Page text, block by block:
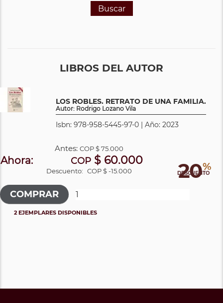
Buscar
LIBROS DEL AUTOR
LOS ROBLES. RETRATO DE UNA FAMILIA.
Autor: Rodrigo Lozano Vila
Isbn: 978-958-5445-97-0 | Año: 2023
20%
DESCUENTO
Antes:COP$ 75.000
Ahora: COP$ 60.000
Descuento: COP $ -15.000
2 EJEMPLARES DISPONIBLES